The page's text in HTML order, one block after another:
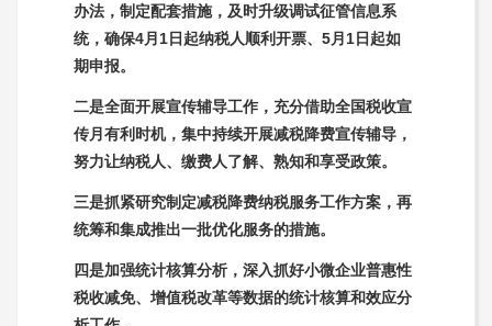
办法，制定配套措施，及时升级调试征管信息系
统，确保4月1日起纳税人顺利开票、5月1日起如
期申报。
二是全面开展宣传辅导工作，充分借助全国税收宣
传月有利时机，集中持续开展减税降费宣传辅导，
努力让纳税人、缴费人了解、熟知和享受政策。
三是抓紧研究制定减税降费纳税服务工作方案，再
统筹和集成推出一批优化服务的措施。
四是加强统计核算分析，深入抓好小微企业普惠性
税收减免、增值税改革等数据的统计核算和效应分